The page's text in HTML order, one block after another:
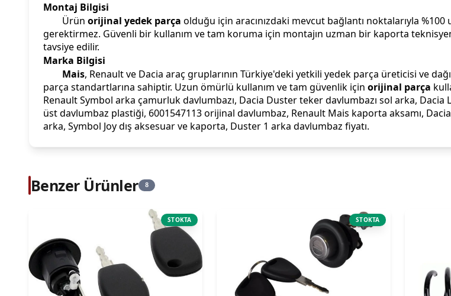
Montaj Bilgisi
Ürün orijinal yedek parça olduğu için aracınızdaki mevcut bağlantı noktalarıyla
gerektirmez. Güvenli bir kullanım ve tam koruma için montajın uzman bir kaporta
tavsiye edilir.
Marka Bilgisi
Mais, Renault ve Dacia araç gruplarının Türkiye'deki yetkili yedek parça üreticisi ve
parça standartlarına sahiptir. Uzun ömürlü kullanım ve tam güvenlik için orijinal parça
Renault Symbol arka çamurluk davlumbazı, Dacia Duster teker davlumbazı sol arka,
üst davlumbaz plastiği, 6001547113 orijinal davlumbaz, Renault Mais kaporta aksamı,
arka, Symbol Joy dış aksesuar ve kaporta, Duster 1 arka davlumbaz fiyatı.
Benzer Ürünler 8
STOKTA STOKTA